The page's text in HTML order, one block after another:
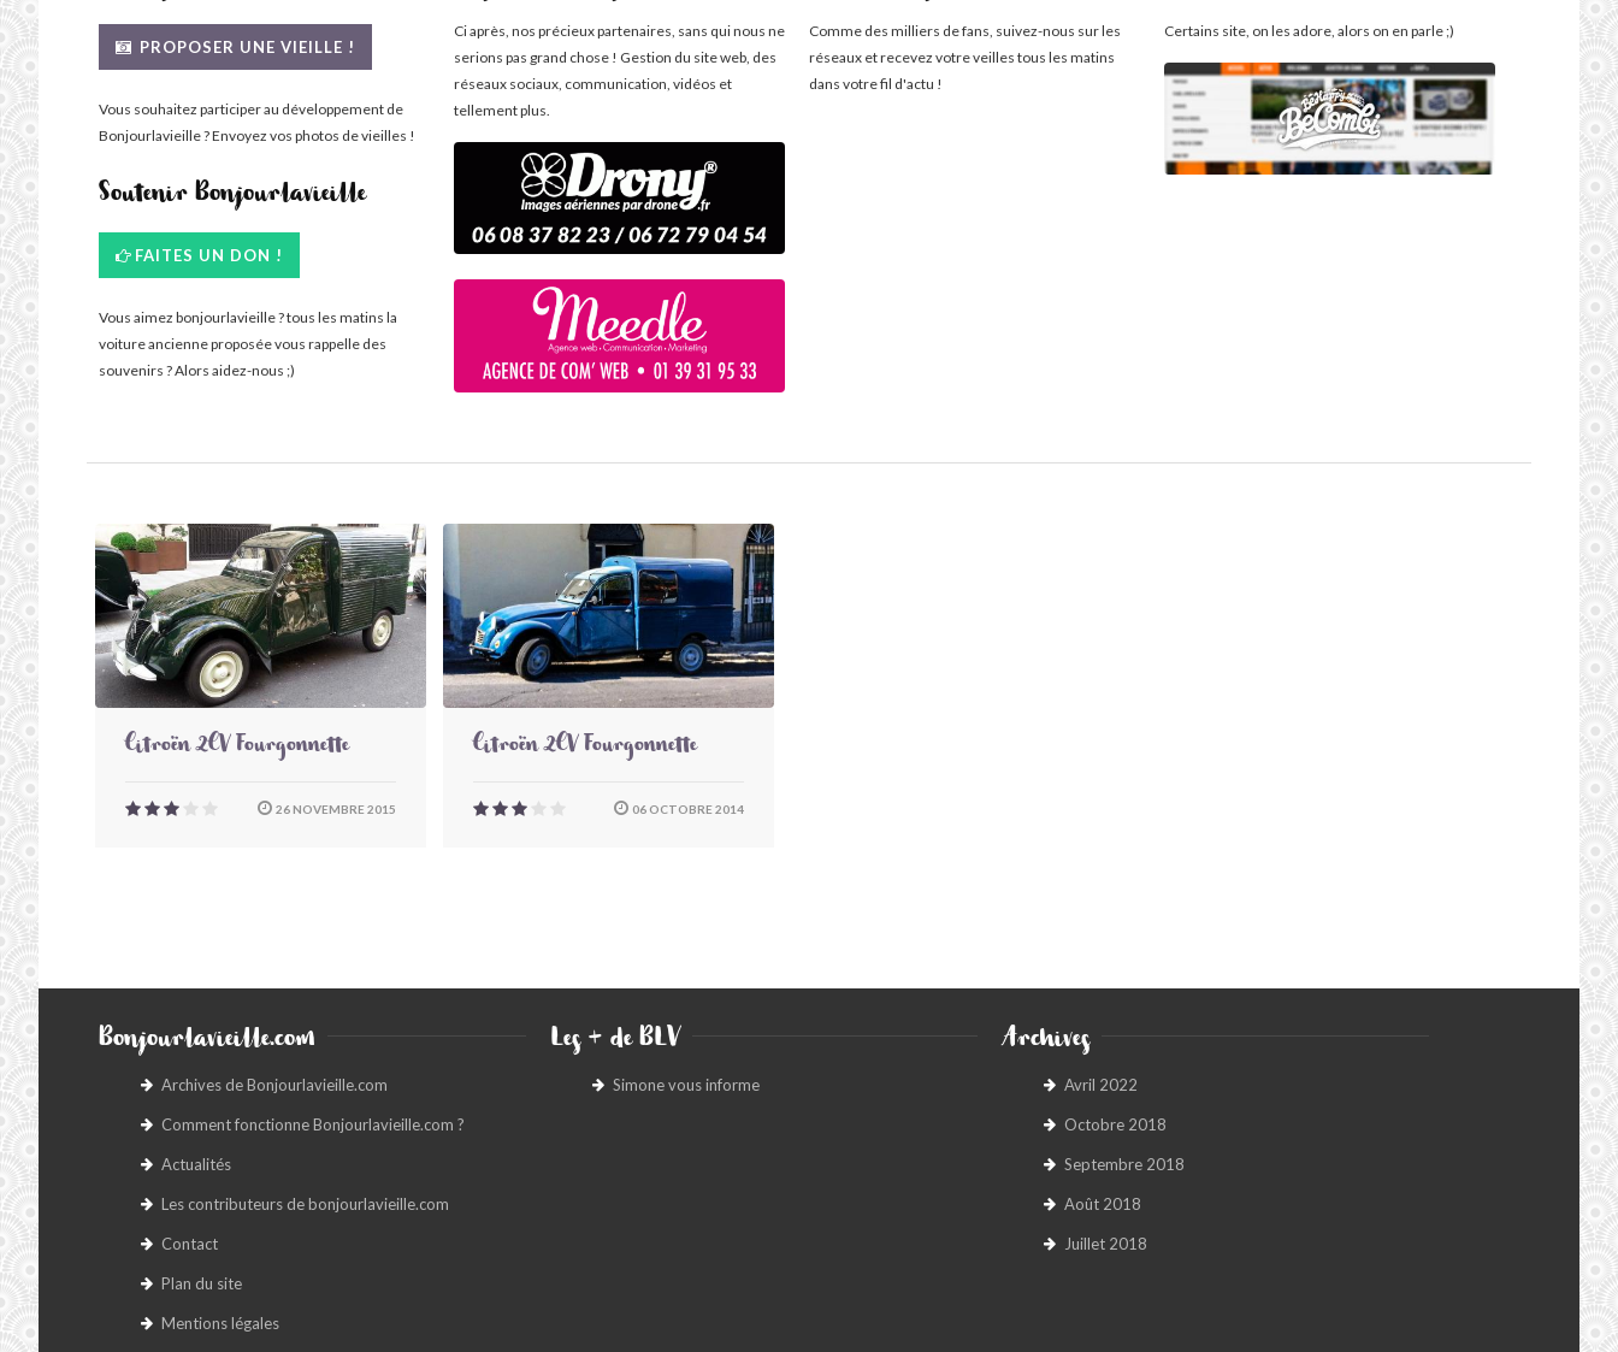
PROPOSER UNE VIEILLE !
Vous souhaitez participer au développement de
Bonjourlavieille ? Envoyez vos photos de vieilles !
Soutenir Bonjourlavieille
FAITES UN DON !
Vous aimez bonjourlavieille ? tous les matins la
voiture ancienne proposée vous rappelle des
souvenirs ? Alors aidez-nous ;)
Ci après, nos précieux partenaires, sans qui nous ne
serions pas grand chose ! Gestion du site web, des
réseaux sociaux, communication, vidéos et
tellement plus.
Comme des milliers de fans, suivez-nous sur les
réseaux et recevez votre veilles tous les matins
dans votre fil d'actu !
Certains site, on les adore, alors on en parle ;)
Citroën 2CV Fourgonnette
26 NOVEMBRE 2015
Citroën 2CV Fourgonnette
06 OCTOBRE 2014
Bonjourlavieille.com
Archives de Bonjourlavieille.com
Comment fonctionne Bonjourlavieille.com ?
Actualités
Les contributeurs de bonjourlavieille.com
Contact
Plan du site
Mentions légales
Les + de BLV
Simone vous informe
Archives
Avril 2022
Octobre 2018
Septembre 2018
Août 2018
Juillet 2018